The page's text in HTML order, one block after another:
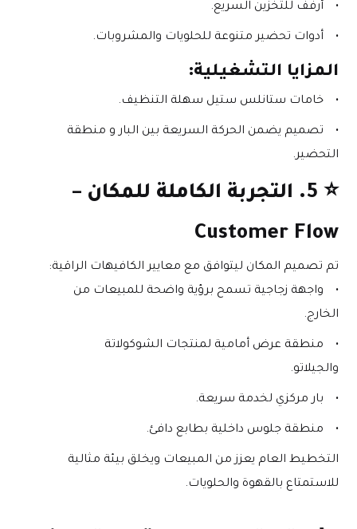
أرفف للتخزين السريع.
أدوات تحضير متنوعة للحلويات والمشروبات.
المزايا التشغيلية:
خامات ستانلس ستيل سهلة التنظيف.
التحضير.
⭐
Customer Flow
تم تصميم المكان ليتوافق مع معايير الكافيهات الراقية:
الخارج.
والجيلاتو.
بار مركزي لخدمة سريعة.
منطقة جلوس داخلية بطابع دافئ.
للاستمتاع بالقهوة والحلويات.